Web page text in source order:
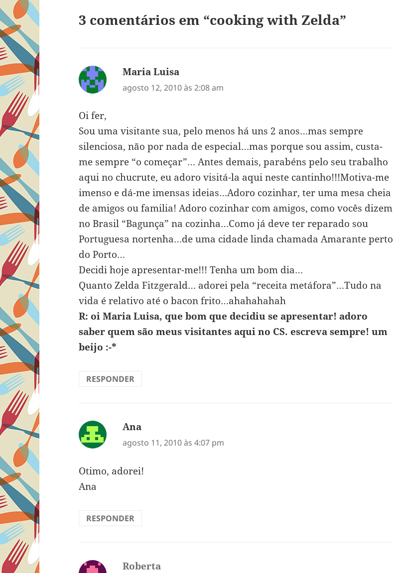
3 comentários em “cooking with Zelda”
Maria Luisa
agosto 12, 2010 às 2:08 am
Oi fer,
Sou uma visitante sua, pelo menos há uns 2 anos…mas sempre
silenciosa, não por nada de especial…mas porque sou assim, custa-
me sempre “o começar”… Antes demais, parabéns pelo seu trabalho
aqui no chucrute, eu adoro visitá-la aqui neste cantinho!!!Motiva-me
imenso e dá-me imensas ideias…Adoro cozinhar, ter uma mesa cheia
de amigos ou familia! Adoro cozinhar com amigos, como vocês dizem
no Brasil “Bagunça” na cozinha…Como já deve ter reparado sou
Portuguesa nortenha…de uma cidade linda chamada Amarante perto
do Porto…
Decidi hoje apresentar-me!!! Tenha um bom dia…
Quanto Zelda Fitzgerald… adorei pela “receita metáfora”…Tudo na
vida é relativo até o bacon frito…ahahahahah
R: oi Maria Luisa, que bom que decidiu se apresentar! adoro
saber quem são meus visitantes aqui no CS. escreva sempre! um
beijo :-*
RESPONDER
Ana
agosto 11, 2010 às 4:07 pm
Otimo, adorei!
Ana
RESPONDER
Roberta